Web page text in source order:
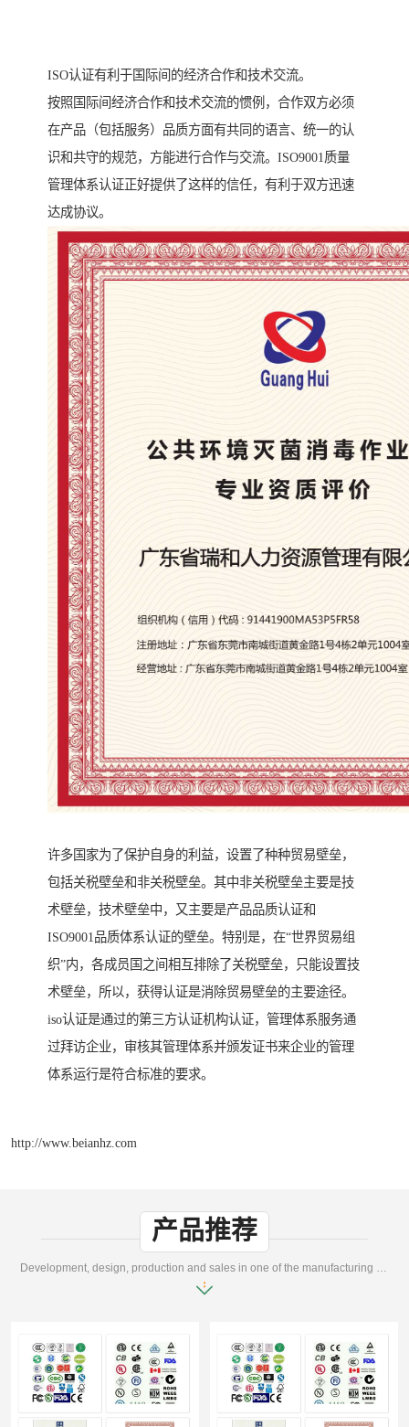
ISO认证有利于国际间的经济合作和技术交流。
按照国际间经济合作和技术交流的惯例，合作双方必须
在产品（包括服务）品质方面有共同的语言、统一的认
识和共守的规范，方能进行合作与交流。ISO9001质量
管理体系认证正好提供了这样的信任，有利于双方迅速
达成协议。
许多国家为了保护自身的利益，设置了种种贸易壁垒，
包括关税壁垒和非关税壁垒。其中非关税壁垒主要是技
术壁垒，技术壁垒中，又主要是产品品质认证和
ISO9001品质体系认证的壁垒。特别是，在“世界贸易组
织”内，各成员国之间相互排除了关税壁垒，只能设置技
术壁垒，所以，获得认证是消除贸易壁垒的主要途径。
iso认证是通过的第三方认证机构认证，管理体系服务通
过拜访企业，审核其管理体系并颁发证书来企业的管理
体系运行是符合标准的要求。
http://www.beianhz.com
产品推荐
Development, design, production and sales in one of the manufacturing enterprises